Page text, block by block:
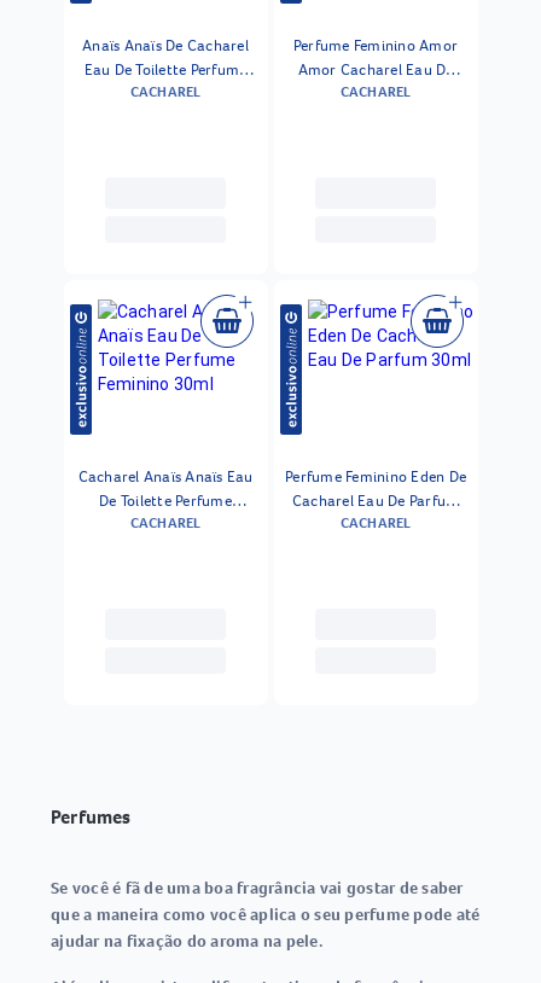
Anaïs Anaïs De Cacharel
Eau De Toilette Perfume
Feminino 30 Ml
CACHAREL
Perfume Feminino Amor
Amor Cacharel Eau De
Toilette 30ml
CACHAREL
Cacharel Anaïs Anaïs Eau
De Toilette Perfume
Feminino 30ml
CACHAREL
Perfume Feminino Eden De
Cacharel Eau De Parfum
30ml
CACHAREL
Perfumes
Se você é fã de uma boa fragrância vai gostar de saber
que a maneira como você aplica o seu perfume pode até
ajudar na fixação do aroma na pele.